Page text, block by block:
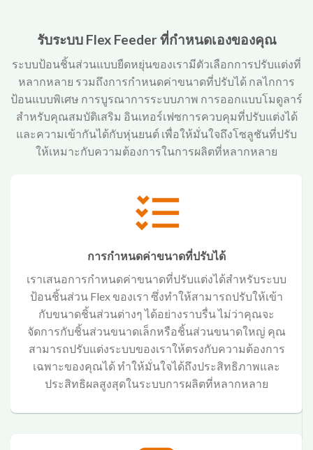
รับระบบ Flex Feeder ที่กำหนดเองของคุณ
ระบบป้อนชิ้นส่วนแบบยืดหยุ่นของเรามีตัวเลือกการปรับแต่งที่
หลากหลาย รวมถึงการกำหนดค่าขนาดที่ปรับได้ กลไกการ
ป้อนแบบพิเศษ การบูรณาการระบบภาพ การออกแบบโมดูลาร์
สำหรับคุณสมบัติเสริม อินเทอร์เฟซการควบคุมที่ปรับแต่งได้
และความเข้ากันได้กับหุ่นยนต์ เพื่อให้มั่นใจถึงโซลูชันที่ปรับ
ให้เหมาะกับความต้องการในการผลิตที่หลากหลาย
การกำหนดค่าขนาดที่ปรับได้
เราเสนอการกำหนดค่าขนาดที่ปรับแต่งได้สำหรับระบบ
ป้อนชิ้นส่วน Flex ของเรา ซึ่งทำให้สามารถปรับให้เข้า
กับขนาดชิ้นส่วนต่างๆ ได้อย่างราบรื่น ไม่ว่าคุณจะ
จัดการกับชิ้นส่วนขนาดเล็กหรือชิ้นส่วนขนาดใหญ่ คุณ
สามารถปรับแต่งระบบของเราให้ตรงกับความต้องการ
เฉพาะของคุณได้ ทำให้มั่นใจได้ถึงประสิทธิภาพและ
ประสิทธิผลสูงสุดในระบบการผลิตที่หลากหลาย